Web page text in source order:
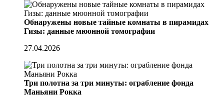
Обнаружены новые тайные комнаты в пирамидах
Гизы: данные мюонной томографии
27.04.2026
Три полотна за три минуты: ограбление фонда
Маньяни Рокка